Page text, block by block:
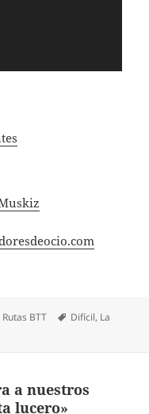
Categorías
Rutas BTT Etiquetas
Difícil, La
a nuestros
lucero»